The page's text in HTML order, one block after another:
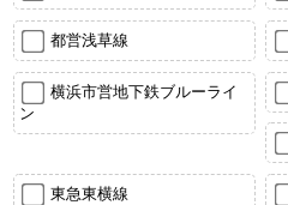
都営浅草線
横浜市営地下鉄ブルーライ
ン
東急東横線